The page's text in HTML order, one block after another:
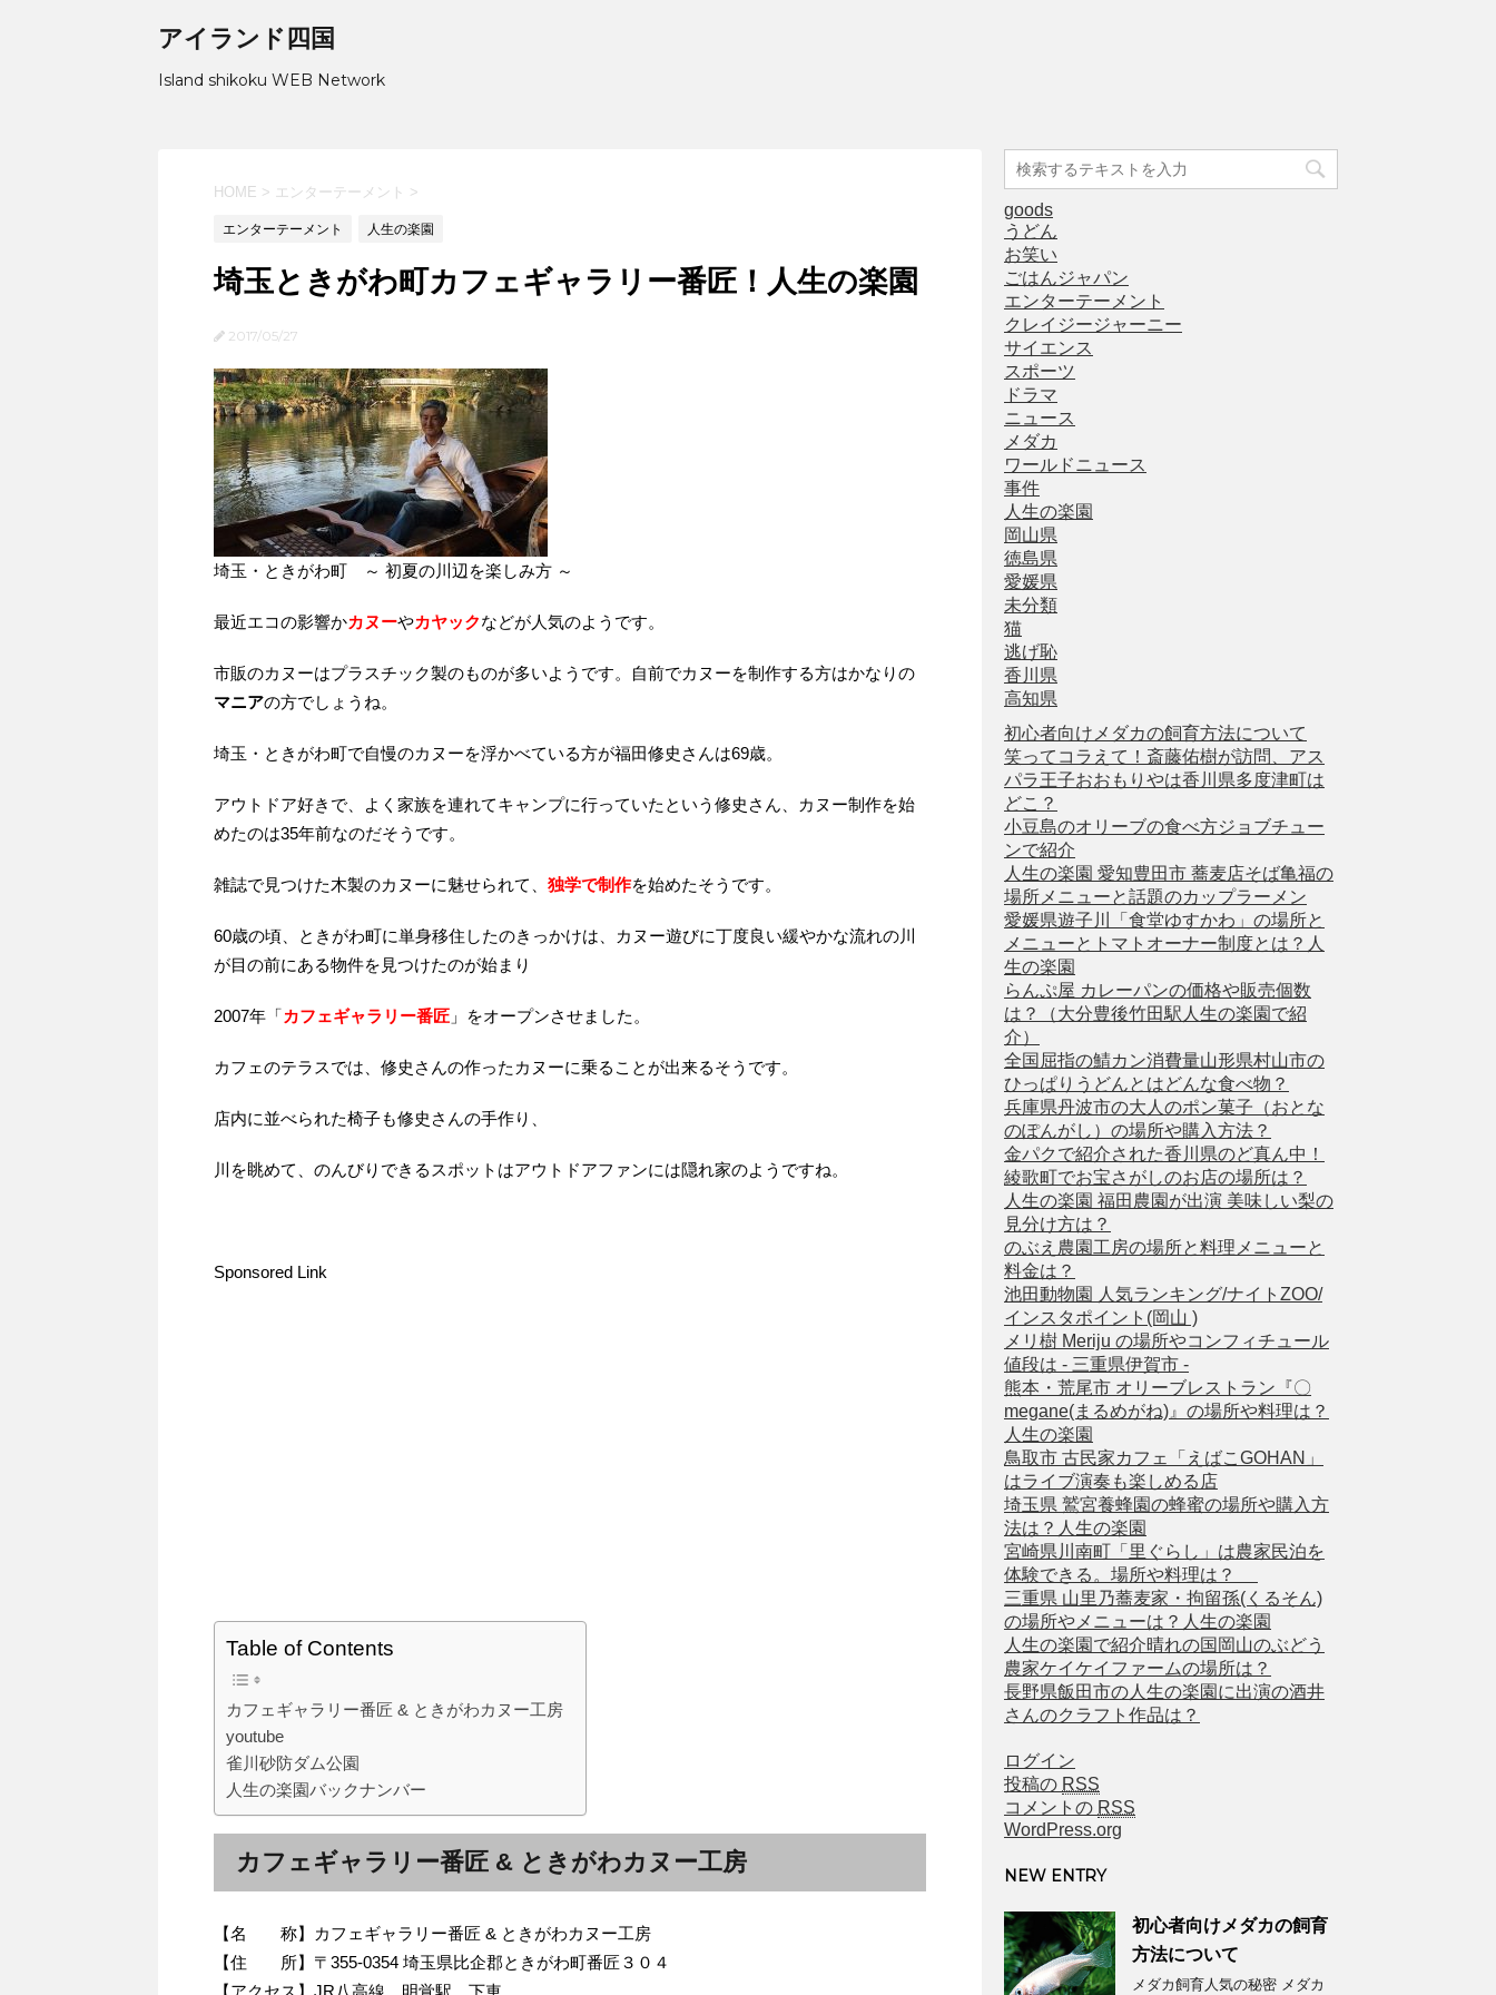
アイランド四国
Island shikoku WEB Network
HOME > エンターテーメント >
エンターテーメント 人生の楽園
埼玉ときがわ町カフェギャラリー番匠！人生の楽園
2017/05/27
埼玉・ときがわ町 ～ 初夏の川辺を楽しみ方 ～
最近エコの影響かカヌーやカヤックなどが人気のようです。
市販のカヌーはプラスチック製のものが多いようです。自前でカヌーを制作する方はかなりの
マニアの方でしょうね。
埼玉・ときがわ町で自慢のカヌーを浮かべている方が福田修史さんは69歳。
アウトドア好きで、よく家族を連れてキャンプに行っていたという修史さん、カヌー制作を始
めたのは35年前なのだそうです。
雑誌で見つけた木製のカヌーに魅せられて、 独学で制作を始めたそうです。
60歳の頃、ときがわ町に単身移住したのきっかけは、カヌー遊びに丁度良い緩やかな流れの川
が目の前にある物件を見つけたのが始まり
2007年「カフェギャラリー番匠 」をオープンさせました。
カフェのテラスでは、修史さんの作ったカヌーに乗ることが出来るそうです。
店内に並べられた椅子も修史さんの手作り、
川を眺めて、のんびりできるスポットはアウトドアファンには隠れ家のようですね。
Sponsored Link
Table of Contents
カフェギャラリー番匠 & ときがわカヌー工房
youtube
雀川砂防ダム公園
人生の楽園バックナンバー
カフェギャラリー番匠 & ときがわカヌー工房
【名 称】カフェギャラリー番匠 & ときがわカヌー工房
【住 所】〒355-0354 埼玉県比企郡ときがわ町番匠３０４
【アクセス】JR八高線 明覚駅 下車
goods
うどん
お笑い
ごはんジャパン
エンターテーメント
クレイジージャーニー
サイエンス
スポーツ
ドラマ
ニュース
メダカ
ワールドニュース
事件
人生の楽園
岡山県
徳島県
愛媛県
未分類
猫
逃げ恥
香川県
高知県
初心者向けメダカの飼育方法について
笑ってコラえて！斎藤佑樹が訪問、アス
パラ王子おおもりやは香川県多度津町は
どこ？
小豆島のオリーブの食べ方ジョブチュー
ンで紹介
人生の楽園 愛知豊田市 蕎麦店そば亀福の
場所メニューと話題のカップラーメン
愛媛県遊子川「食堂ゆすかわ」の場所と
メニューとトマトオーナー制度とは？人
生の楽園
らんぷ屋 カレーパンの価格や販売個数
は？（大分豊後竹田駅人生の楽園で紹
介）
全国屈指の鯖カン消費量山形県村山市の
ひっぱりうどんとはどんな食べ物？
兵庫県丹波市の大人のポン菓子（おとな
のぽんがし）の場所や購入方法？
金パクで紹介された香川県のど真ん中！
綾歌町でお宝さがしのお店の場所は？
人生の楽園 福田農園が出演 美味しい梨の
見分け方は？
のぶえ農園工房の場所と料理メニューと
料金は？
池田動物園 人気ランキング/ナイトZOO/
インスタポイント(岡山 )
メリ樹 Meriju の場所やコンフィチュール
値段は - 三重県伊賀市 -
熊本・荒尾市 オリーブレストラン『〇
megane(まるめがね)』の場所や料理は？
人生の楽園
鳥取市 古民家カフェ「えばこGOHAN」
はライブ演奏も楽しめる店
埼玉県 鷲宮養蜂園の蜂蜜の場所や購入方
法は？人生の楽園
宮崎県川南町「里ぐらし」は農家民泊を
体験できる。場所や料理は？
三重県 山里乃蕎麦家・拘留孫(くるそん)
の場所やメニューは？人生の楽園
人生の楽園で紹介晴れの国岡山のぶどう
農家ケイケイファームの場所は？
長野県飯田市の人生の楽園に出演の酒井
さんのクラフト作品は？
ログイン
投稿の RSS
コメントの RSS
WordPress.org
NEW ENTRY
初心者向けメダカの飼育
方法について
メダカ飼育人気の秘密 メダカ